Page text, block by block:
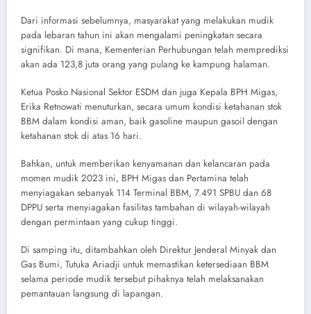
Dari informasi sebelumnya, masyarakat yang melakukan mudik
pada lebaran tahun ini akan mengalami peningkatan secara
signifikan. Di mana, Kementerian Perhubungan telah memprediksi
akan ada 123,8 juta orang yang pulang ke kampung halaman.
Ketua Posko Nasional Sektor ESDM dan juga Kepala BPH Migas,
Erika Retnowati menuturkan, secara umum kondisi ketahanan stok
BBM dalam kondisi aman, baik gasoline maupun gasoil dengan
ketahanan stok di atas 16 hari.
Bahkan, untuk memberikan kenyamanan dan kelancaran pada
momen mudik 2023 ini, BPH Migas dan Pertamina telah
menyiagakan sebanyak 114 Terminal BBM, 7.491 SPBU dan 68
DPPU serta menyiagakan fasilitas tambahan di wilayah-wilayah
dengan permintaan yang cukup tinggi.
Di samping itu, ditambahkan oleh Direktur Jenderal Minyak dan
Gas Bumi, Tutuka Ariadji untuk memastikan ketersediaan BBM
selama periode mudik tersebut pihaknya telah melaksanakan
pemantauan langsung di lapangan.